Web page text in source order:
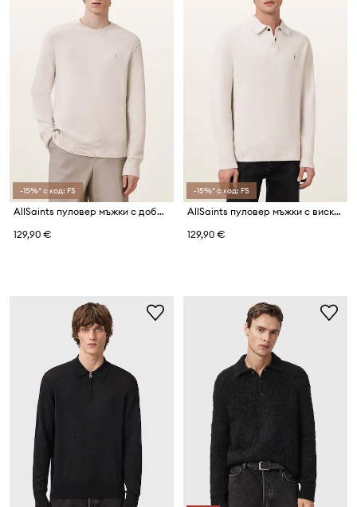
-15%* с код: FS
AllSaints пуловер мъжки с добавена вълна
129,90 €
-15%* с код: FS
AllSaints пуловер мъжки с вискоза STATTEN
129,90 €